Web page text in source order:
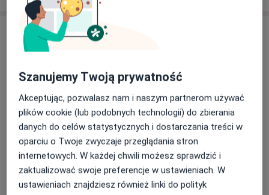
Adresy (3)
Major Dental Clinic
Powiększ mapęotwiera się w nowej karcie
Dostępność
W tym gabinecie nie można umawiać wizyt przez
Szanujemy Twoją prywatność
Akceptując, pozwalasz nam i naszym partnerom używać
plików cookie (lub podobnych technologii) do zbierania
danych do celów statystycznych i dostarczania treści w
oparciu o Twoje zwyczaje przeglądania stron
internetowych. W każdej chwili możesz sprawdzić i
zaktualizować swoje preferencje w ustawieniach. W
ustawieniach znajdziesz również linki do polityk